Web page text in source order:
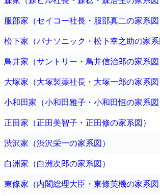
服部家（セイコー社長・服部真二の家系図
松下家（パナソニック・松下幸之助の家系
鳥井家（サントリー・鳥井信治郎の家系図
大塚家（大塚製薬社長・大塚一郎の家系図
小和田家（小和田雅子・小和田恒の家系図
正田家（正田美智子・正田修の家系図）
渋沢家（渋沢栄一の家系図）
白洲家（白洲次郎の家系図）
東條家（内閣総理大臣・東條英機の家系図